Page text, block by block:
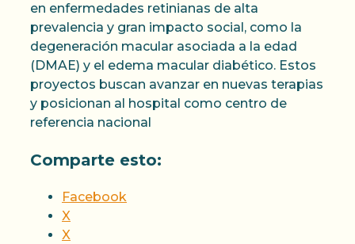
en enfermedades retinianas de alta
prevalencia y gran impacto social, como la
degeneración macular asociada a la edad
(DMAE) y el edema macular diabético. Estos
proyectos buscan avanzar en nuevas terapias
y posicionan al hospital como centro de
referencia nacional
Comparte esto:
Facebook
X
X